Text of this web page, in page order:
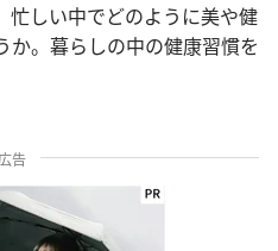
忙しい中でどのように美や健
か。暮らしの中の健康習慣を
広告